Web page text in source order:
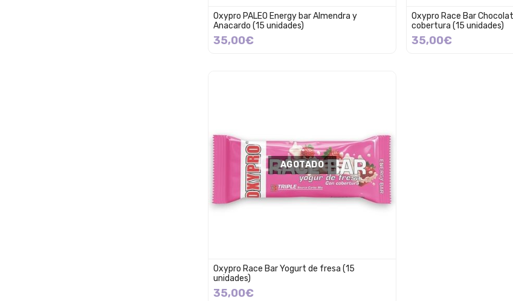
Oxypro PALEO Energy bar Almendra y
Anacardo (15 unidades)
35,00€
Oxypro Race Bar
cobertura (15 unidades)
35,00€
AGOTADO
Oxypro Race Bar Yogurt de fresa (15
unidades)
35,00€